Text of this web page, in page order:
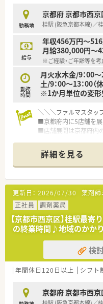
勤務地
京都府 京都市西京
桂駅 (阪急京都本線)／
給与
年収456万円～
月給380,000円～
※ご経験・ご年齢等を
勤務
時間
月火水木金/9：00～
土/9：00～13：00（
※1か月単位の変形
＼＼＼ファルマスタッ
■京都府内に5店舗を
■店舗展開は京都府内
■薬剤師賠償責任保険
取得支援制度等がござ
■店舗は阪急桂駅より
ドラッグストア、本屋
お買い物にも便利です！
詳細を見る
更新日： 2026/07/30 薬剤師
正社員
調剤薬局
【京都市西京区】桂駅最寄
の終業時間♪地域のかか
検
年間休日120日以上 シフト
京都府 京都市西京